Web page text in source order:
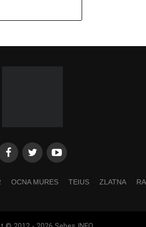
OCNA MURES TEIUS ZLATNA